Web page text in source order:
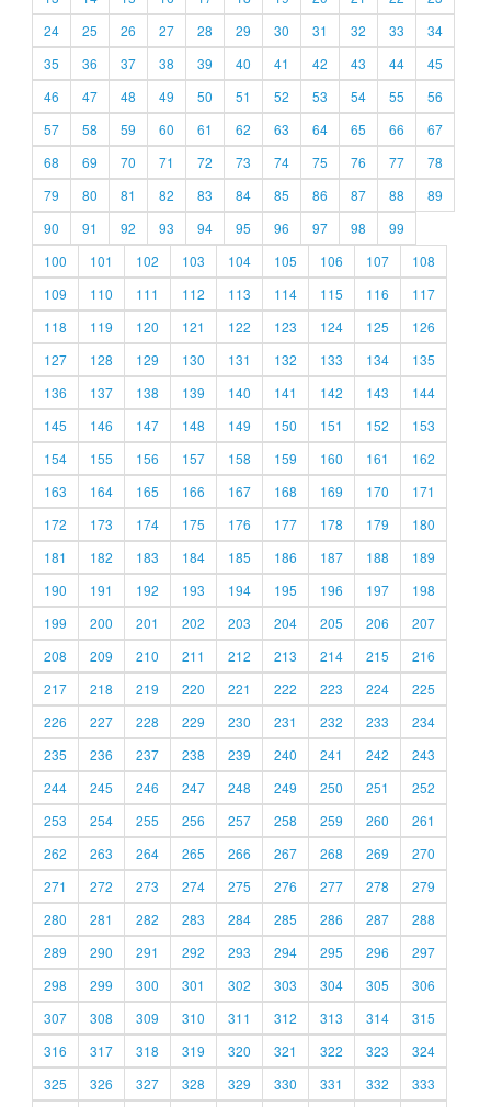
24
25 26 27 28 29 30 31 32 33
34
35
36 37 38 39 40 41 42 43 44
45
46
47 48 49 50 51 52 53 54 55
56
57
58 59 60 61 62 63 64 65 66
67
68
69 70 71 72 73 74 75 76 77
78
79
80 81 82 83 84 85 86 87 88
89
90
91 92 93 94 95 96 97 98
99
100
101 102 103 104 105 106 107
108
109
110 111 112 113 114 115 116
117
118
119 120 121 122 123 124 125
126
127
128 129 130 131 132 133 134
135
136
137 138 139 140 141 142 143
144
145
146 147 148 149 150 151 152
153
154
155 156 157 158 159 160 161
162
163
164 165 166 167 168 169 170
171
172
173 174 175 176 177 178 179
180
181
182 183 184 185 186 187 188
189
190
191 192 193 194 195 196 197
198
199
200 201 202 203 204 205 206
207
208
209 210 211 212 213 214 215
216
217
218 219 220 221 222 223 224
225
226
227 228 229 230 231 232 233
234
235
236 237 238 239 240 241 242
243
244
245 246 247 248 249 250 251
252
253
254 255 256 257 258 259 260
261
262
263 264 265 266 267 268 269
270
271
272 273 274 275 276 277 278
279
280
281 282 283 284 285 286 287
288
289
290 291 292 293 294 295 296
297
298
299 300 301 302 303 304 305
306
307
308 309 310 311 312 313 314
315
316
317 318 319 320 321 322 323
324
325
326 327 328 329 330 331 332 333